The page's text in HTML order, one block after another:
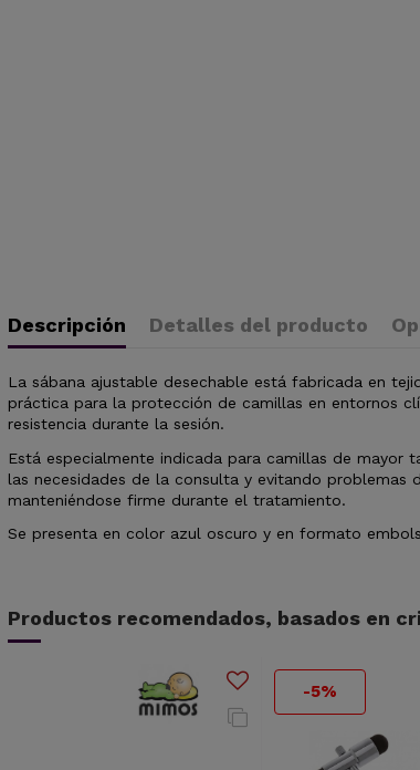
Descripción Detalles del producto
La sábana ajustable desechable está fabricada en
práctica para la protección de camillas en entornos
resistencia durante la sesión.
Está especialmente indicada para camillas de
las necesidades de la consulta y evitando problemas
manteniéndose firme durante el tratamiento.
Se presenta en color azul oscuro y en formato
Productos recomendados, basados en
-5%